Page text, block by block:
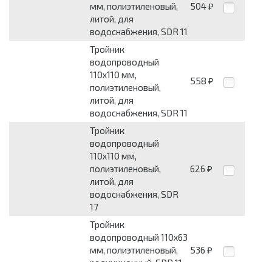
мм, полиэтиленовый,
литой, для
водоснабжения, SDR 11
504 ₽
Тройник
водопроводный
110x110 мм,
полиэтиленовый,
литой, для
водоснабжения, SDR 11
558 ₽
Тройник
водопроводный
110x110 мм,
полиэтиленовый,
литой, для
водоснабжения, SDR
17
626 ₽
Тройник
водопроводный 110x63
мм, полиэтиленовый,
536 ₽